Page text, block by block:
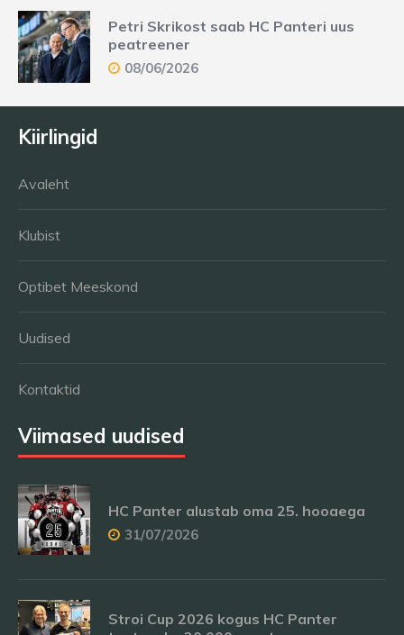
Petri Skrikost saab HC Panteri uus
peatreener
08/06/2026
Kiirlingid
Avaleht
Klubist
Optibet Meeskond
Uudised
Kontaktid
Viimased uudised
HC Panter alustab oma 25. hooaega
31/07/2026
Stroi Cup 2026 kogus HC Panter